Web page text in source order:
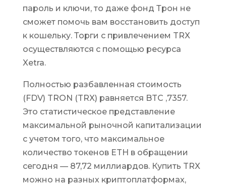
пароль и ключи, то даже фонд Трон не
сможет помочь вам восстановить доступ
к кошельку. Торги с привлечением TRX
осуществляются с помощью ресурса
Xetra.
Полностью разбавленная стоимость
(FDV) TRON (TRX) равняется BTC ,7357.
Это статистическое представление
максимальной рыночной капитализации
с учетом того, что максимальное
количество токенов ETH в обращении
сегодня — 87,72 миллиардов. Купить TRX
можно на разных криптоплатформах,